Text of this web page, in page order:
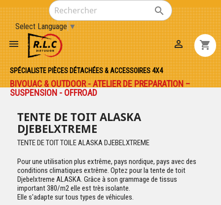

Select Language ▼
 shopping_cart

SPÉCIALISTE PIÈCES DÉTACHÉES & ACCESSOIRES 4X4
BIVOUAC & OUTDOOR - ATELIER DE PREPARATION –
SUSPENSION - OFFROAD
TENTE DE TOIT ALASKA
DJEBELXTREME
TENTE DE TOIT TOILE ALASKA DJEBELXTREME
Pour une utilisation plus extrême, pays nordique, pays avec des
conditions climatiques extrême. Optez pour la tente de toit
Djebelxtreme ALASKA. Grâce à son grammage de tissus
important 380/m2 elle est très isolante.
Elle s'adapte sur tous types de véhicules.